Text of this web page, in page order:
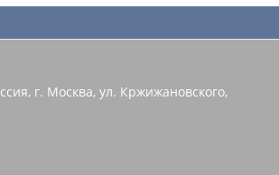
г. Москва, ул. Кржижановского,